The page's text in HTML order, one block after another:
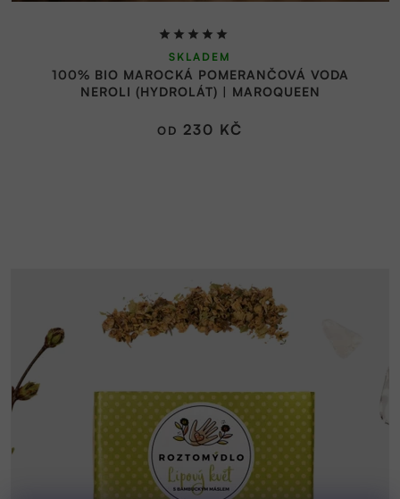
100% BIO MAROCKÁ POMERANČOVÁ VODA
NEROLI (HYDROLÁT) | MAROQUEEN
Průměrné
hodnocení
produktu
je
SKLADEM
OD 230 KČ